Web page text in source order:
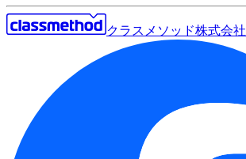
クラスメソッド株式会社